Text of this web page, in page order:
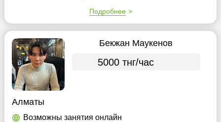
Подробнее
Бекжан Маукенов
5000 тнг/час
Алматы
Возможны занятия онлайн